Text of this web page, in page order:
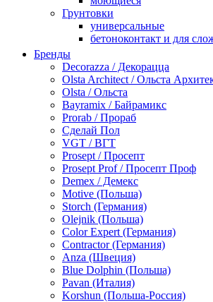
Грунтовки
универсальные
бетоноконтакт и для
по металлу
антикорозийные
под декоративные
для гипсокартона
под штукатурку
Герметик
акриловые
силиконовые
силиконовые
шовные для срубов
для кровли
для каминов
полиуретановые
Декоративные штукатурки и
краски для декора, патина
мокрый шелк
венецианские (эффект
песок (эффект песчаных
декоративная шпаклевка
Бренды
Decorazza / Декорацца
Olsta Architect / Ольста
Olsta / Ольста
Bayramix / Байрамикс
Prorab / Прораб
Сделай Пол
VGT / ВГТ
Prosept / Просепт
Prosept Prof / Просепт Проф
Demex / Демекс
Motive (Польша)
Storch (Германия)
Olejnik (Польша)
Color Expert (Германия)
Contractor (Германия)
Anza (Швеция)
Blue Dolphin (Польша)
Pavan (Италия)
Korshun (Польша-Россия)